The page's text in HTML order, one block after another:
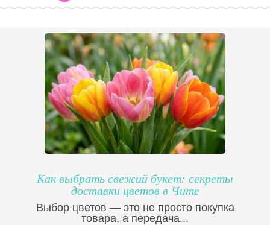
Как выбрать свежий букет: секреты
доставки цветов в Чите
Выбор цветов — это не просто покупка
товара, а передача...